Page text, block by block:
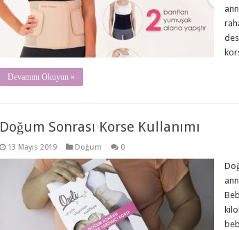
Devamını Okuyun »
Doğum Sonrası Korse Kullanımı
13 Mayıs 2019 Doğum 0